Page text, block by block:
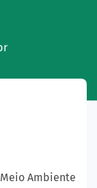
Ambiente